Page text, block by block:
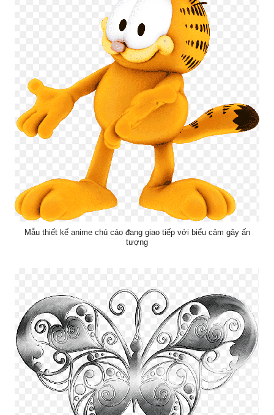
Mẫu thiết kế anime chú cáo đang giao tiếp với biểu cảm gây ấn
tượng